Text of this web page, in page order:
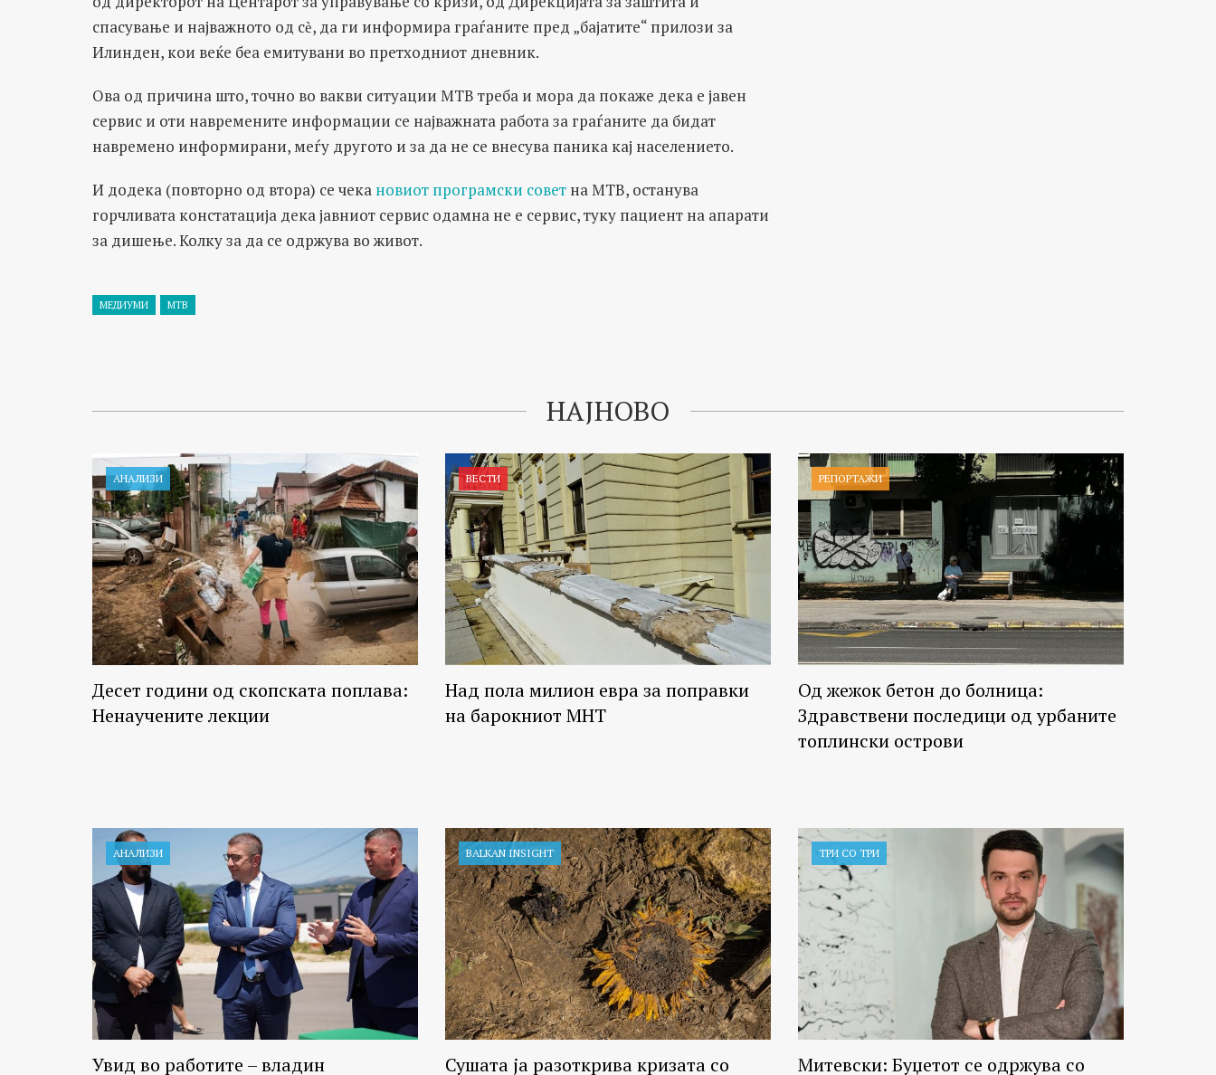
спасување и најважното од сѐ, да ги информира граѓаните пред „бајатите“ прилози за
Илинден, кои веќе беа емитувани во претходниот дневник.
Ова од причина што, точно во вакви ситуации МТВ треба и мора да покаже дека е јавен
сервис и оти навремените информации се најважната работа за граѓаните да бидат
навремено информирани, меѓу другото и за да не се внесува паника кај населението.
И додека (повторно од втора) се чека новиот програмски совет на МТВ, останува
горчливата констатација дека јавниот сервис одамна не е сервис, туку пациент на апарати
за дишење. Колку за да се одржува во живот.
МЕДИУМИ МТВ
НАЈНОВО
АНАЛИЗИ
Десет години од скопската поплава:
Ненаучените лекции
ВЕСТИ
Над пола милион евра за поправки
на барокниот МНТ
РЕПОРТАЖИ
Од жежок бетон до болница:
Здравствени последици од урбаните
топлински острови
АНАЛИЗИ
Увид во работите – владин
BALKAN INSIGHT
Сушата ја разоткрива кризата со
ТРИ СО ТРИ
Митевски: Буџетот се одржува со